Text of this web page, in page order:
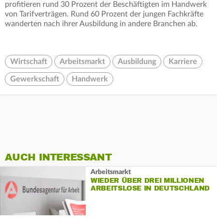
profitieren rund 30 Prozent der Beschäftigten im Handwerk
von Tarifverträgen. Rund 60 Prozent der jungen Fachkräfte
wanderten nach ihrer Ausbildung in andere Branchen ab.
Wirtschaft Arbeitsmarkt Ausbildung Karriere
Gewerkschaft Handwerk
AUCH INTERESSANT
Arbeitsmarkt
WIEDER ÜBER DREI MILLIONEN
ARBEITSLOSE IN DEUTSCHLAND